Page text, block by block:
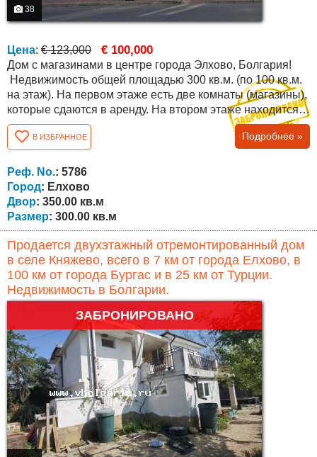
38
Цена: € 123,000 € 100,000
Дом с магазинами в центре города Элхово, Болгария!
Недвижимость общей площадью 300 кв.м. (по 100 кв.м.
на этаж). На первом этаже есть две комнаты (магазины),
которые сдаются в аренду. На втором этаже находится
большая прихожая, ванная комната с туалетом и четыре
комнаты. На третьем этаже находится небольшая
трехкомнатная квартира с ремонтом (столовая с кухней,
две спальни и ванная комната с туалетом) и еще две
комнаты, которые...
В ИЗБРАННОЕ Подробнее »
Реф. No.: 5786
Город: Елхово
Двор: 350.00 кв.м
Размер: 300.00 кв.м
Продается двухэтажный отремонтированный дом
в селе Княжево, всего в 7 км от города Елхово, в
100 км от города Бургас и в 25 км от Турции.
Недвижимость в Болгарии.
ЗАБРОНИРОВАНО